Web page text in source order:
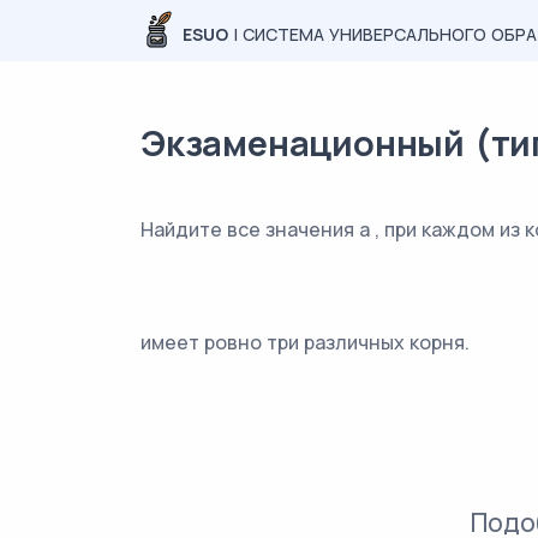
ESUO | СИСТЕМА УНИВЕРСАЛЬНОГО
Экзаменационный
Найдите все значения a , при каждом из
имеет ровно три различных корня.